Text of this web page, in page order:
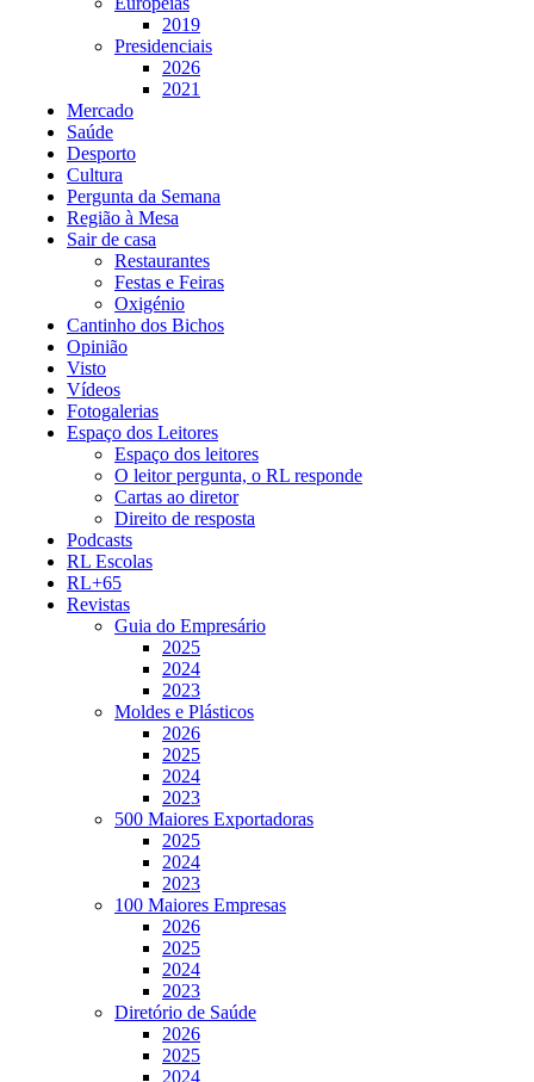
2019
Presidenciais
2026
2021
Mercado
Saúde
Desporto
Cultura
Pergunta da Semana
Região à Mesa
Sair de casa
Restaurantes
Festas e Feiras
Oxigénio
Cantinho dos Bichos
Opinião
Visto
Vídeos
Fotogalerias
Espaço dos Leitores
Espaço dos leitores
O leitor pergunta, o RL responde
Cartas ao diretor
Direito de resposta
Podcasts
RL Escolas
RL+65
Revistas
Guia do Empresário
2025
2024
2023
Moldes e Plásticos
2026
2025
2024
2023
500 Maiores Exportadoras
2025
2024
2023
100 Maiores Empresas
2026
2025
2024
2023
Diretório de Saúde
2026
2025
2024